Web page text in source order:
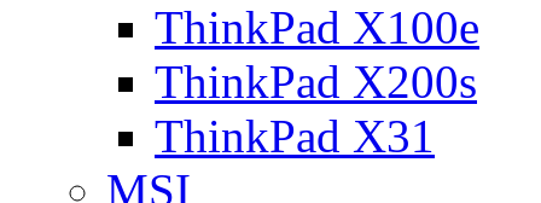
ThinkPad X100e
ThinkPad X200s
ThinkPad X31
MSI